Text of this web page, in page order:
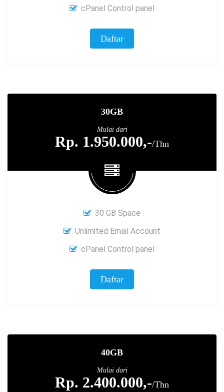
cPanel Control panel
Daftar
30GB
Mulai dari
Rp. 1.950.000,-/Thn
30 GB Space
Unlimited Email Account
cPanel Control panel
Daftar
40GB
Mulai dari
Rp. 2.400.000,-/Thn